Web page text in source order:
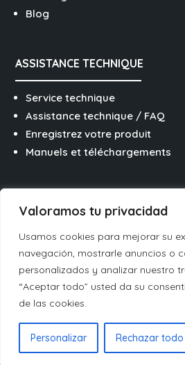
Valoramos tu privacidad
Usamos cookies para mejorar su
navegación, mostrarle anuncios o
personalizados y analizar nuestro
“Aceptar todo” usted da su
de las cookies.
Personalizar Rechazar todo
Blog
ASSISTANCE TECHNIQUE
Service technique
Assistance technique / FAQ
Enregistrez votre produit
Manuels et téléchargements
Juridique Vie privée⋅
dénonciation